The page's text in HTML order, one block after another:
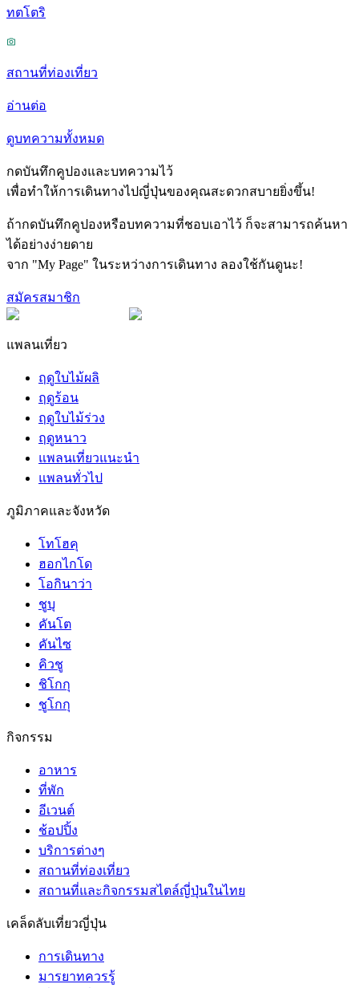
ทตโตริ
สถานที่ท่องเที่ยว
อ่านต่อ
ดูบทความทั้งหมด
กดบันทึกคูปองและบทความไว้
เพื่อทำให้การเดินทางไปญี่ปุ่นของคุณสะดวกสบายยิ่งขึ้น!
ถ้ากดบันทึกคูปองหรือบทความที่ชอบเอาไว้ ก็จะสามารถค้นหา
ได้อย่างง่ายดาย
จาก "My Page" ในระหว่างการเดินทาง ลองใช้กันดูนะ!
สมัครสมาชิก
แพลนเที่ยว
ฤดูใบไม้ผลิ
ฤดูร้อน
ฤดูใบไม้ร่วง
ฤดูหนาว
แพลนเที่ยวแนะนำ
แพลนทั่วไป
ภูมิภาคและจังหวัด
โทโฮคุ
ฮอกไกโด
โอกินาว่า
ชูบุ
คันโต
คันไซ
คิวชู
ชิโกกุ
ชูโกกุ
กิจกรรม
อาหาร
ที่พัก
อีเวนต์
ช้อปปิ้ง
บริการต่างๆ
สถานที่ท่องเที่ยว
สถานที่และกิจกรรมสไตล์ญี่ปุ่นในไทย
เคล็ดลับเที่ยวญี่ปุ่น
การเดินทาง
มารยาทควรรู้